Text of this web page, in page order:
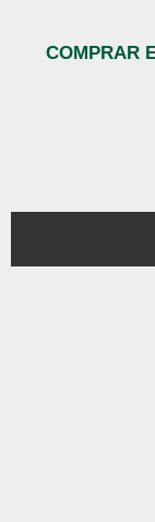
COMPRAR